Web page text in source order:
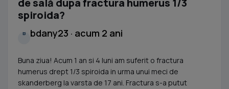
de sală dupa fractura humerus 1/3
spiroida?
B bdany23 · acum 2 ani
Buna ziua! Acum 1 an si 4 luni am suferit o fractura
humerus drept 1/3 spiroida in urma unui meci de
skanderberg la varsta de 17 ani. Fractura s-a putut